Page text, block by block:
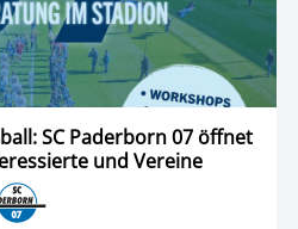
SC Paderborn 07 öffnet
und Vereine